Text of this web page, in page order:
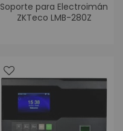
Soporte para Electroimán
ZKTeco LMB-280Z